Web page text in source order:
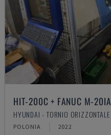
HIT-200C + FANUC M-20IA
HYUNDAI - TORNIO ORIZZONTALE
POLONIA 2022